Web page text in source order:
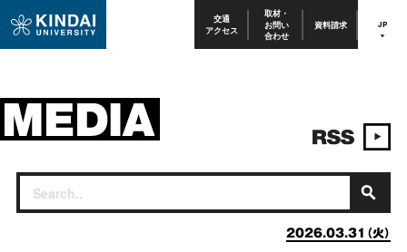
交通
アクセス
取材・
お問い
合わせ
資料請求 JP
2026.03.31（火）